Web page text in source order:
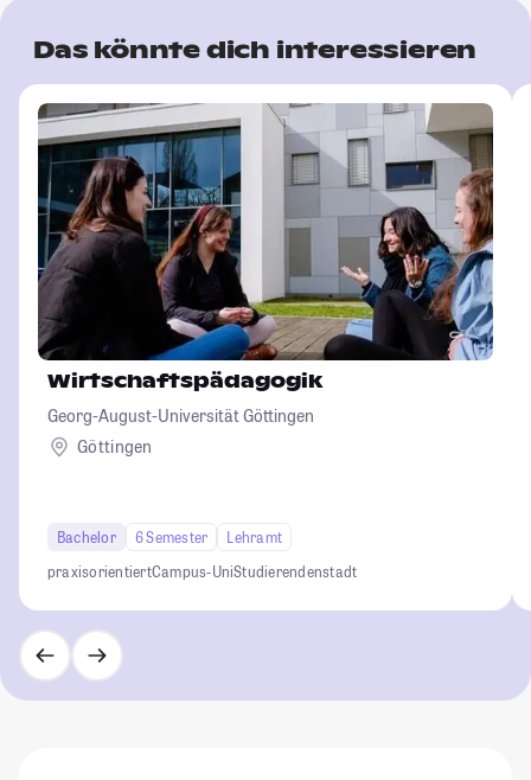
Das könnte dich interessieren
Wirtschaftspädagogik
Georg-August-Universität Göttingen
Göttingen
Bachelor 6 Semester
Lehramt
praxisorientiertCampus-UniStudierendenstadt